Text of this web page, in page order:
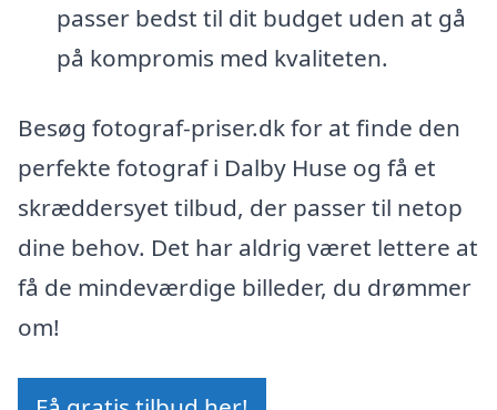
passer bedst til dit budget uden at gå
på kompromis med kvaliteten.
Besøg fotograf-priser.dk for at finde den
perfekte fotograf i Dalby Huse og få et
skræddersyet tilbud, der passer til netop
dine behov. Det har aldrig været lettere at
få de mindeværdige billeder, du drømmer
om!